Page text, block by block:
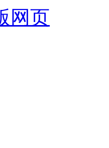
网页